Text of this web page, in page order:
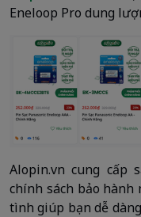
Eneloop Pro dung
Alopin.vn cung cấp
chính sách bảo hành
tình giúp bạn dễ